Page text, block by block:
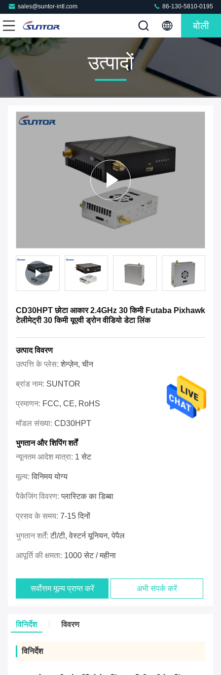
sales@suntor-intl.com 86-130-5810-0195
बोली
उत्पादों
CD30HPT छोटा आकार 2.4GHz 30 किमी Futaba Pixhawk
टेलीमेट्री 30 किमी यूएवी ड्रोन वीडियो डेटा लिंक
उत्पाद विवरण
उत्पत्ति के प्लेस:शेन्ज़ेन, चीन
ब्रांड नाम: SUNTOR
प्रमाणन: FCC, CE, RoHS
मॉडल संख्या: CD30HPT
भुगतान और शिपिंग शर्तें
न्यूनतम आदेश मात्रा: 1 सेट
मूल्य:विनिमय योग्य
पैकेजिंग विवरण:प्लास्टिक का डिब्बा
प्रसव के समय: 7-15 दिनों
भुगतान शर्तें:टी/टी, वेस्टर्न यूनियन, पेपैल
आपूर्ति की क्षमता: 1000 सेट / महीना
सर्वोत्तम मूल्य प्राप्त करें अभी संपर्क करें
विनिर्देश विवरण
विनिर्देश